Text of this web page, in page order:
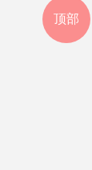
顶部